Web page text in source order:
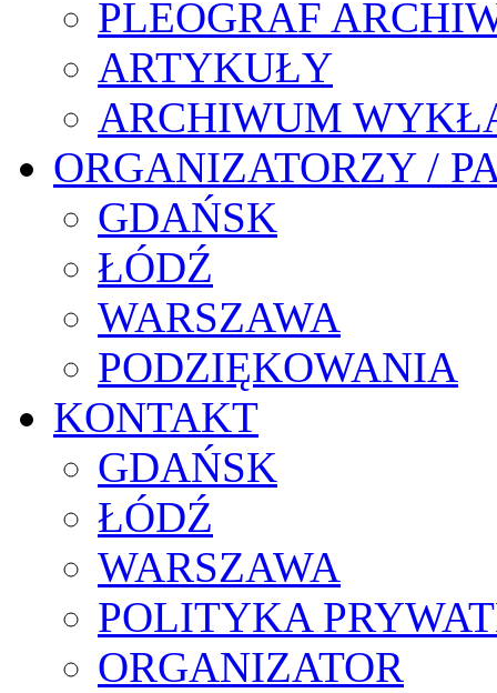
PLEOGRAF
ARTYKUŁY
ARCHIWUM
ORGANIZATORZY /
GDAŃSK
ŁÓDŹ
WARSZAWA
PODZIĘKOWANIA
KONTAKT
GDAŃSK
ŁÓDŹ
WARSZAWA
POLITYKA
ORGANIZATOR